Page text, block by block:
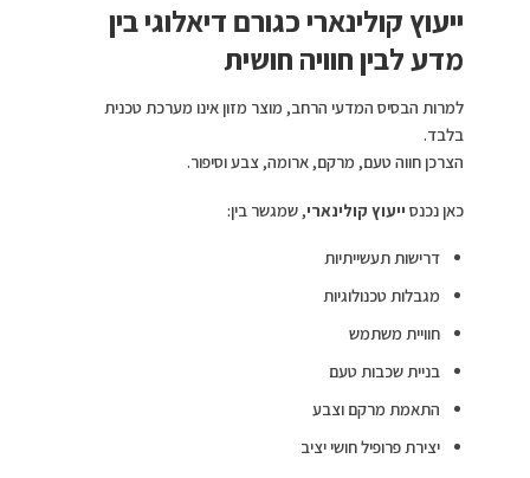
ייעוץ קולינארי כגורם דיאלוגי בין
מדע לבין חוויה חושית
למרות הבסיס המדעי הרחב, מוצר מזון אינו מערכת טכנית
בלבד.
הצרכן חווה טעם, מרקם, ארומה, צבע וסיפור.
כאן נכנס ייעוץ קולינארי, שמגשר בין:
דרישות תעשייתיות
מגבלות טכנולוגיות
חוויית משתמש
בניית שכבות טעם
התאמת מרקם וצבע
יצירת פרופיל חושי יציב